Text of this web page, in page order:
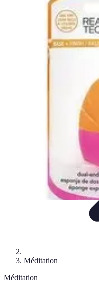
Astuces Anti Stress
Astuces NaturellesAstuces
Routines et
Astuces Anti Stress
Méditation
Méditation